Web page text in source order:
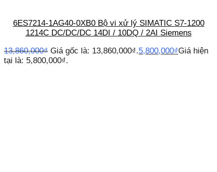
6ES7214-1AG40-0XB0 Bộ vi xử lý SIMATIC S7-1200
1214C DC/DC/DC 14DI / 10DQ / 2AI Siemens
13,860,000₫ Giá gốc là: 13,860,000₫.5,800,000₫Giá hiện
tại là: 5,800,000₫.